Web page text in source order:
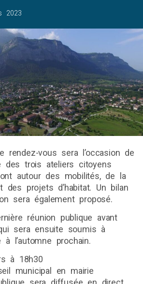
2023
rendez-vous sera l’occasion de
des trois ateliers citoyens
autour des mobilités, de la
des projets d’habitat. Un bilan
sera également proposé.
réunion publique avant
sera ensuite soumis à
l’automne prochain.
à 18h30
municipal en mairie